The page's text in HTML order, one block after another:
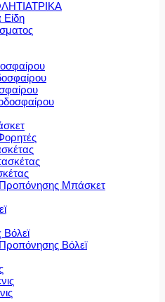
Είδη
Μπάσκετ
Βόλεϊ
Βόλεϊ